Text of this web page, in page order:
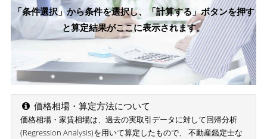
「条件選択」から条件を選択し、「計算する」ボタンを押す
と算定結果がここに表示されます。
価格相場・算定方法について
価格相場・家賃相場は、過去の実取引データに対して回帰分析
(Regression Analysis)を用いて算定したもので、 不動産鑑定士な